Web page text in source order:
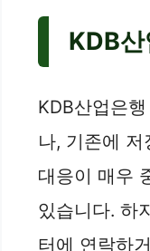
KDB
KDB산업은
나, 기존에
대응이 매우
있습니다. 하
터에 연락하